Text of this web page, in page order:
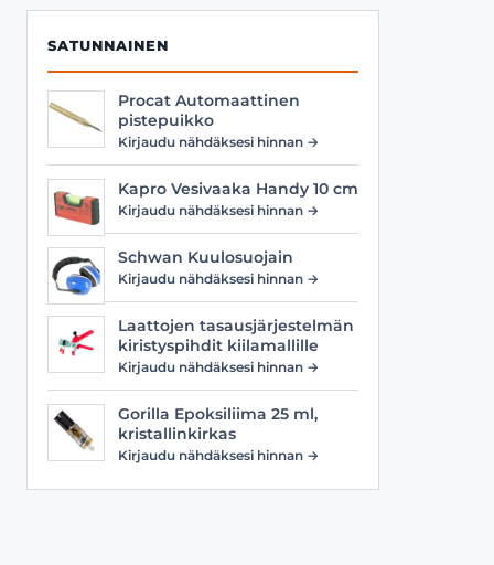
SATUNNAINEN
Procat Automaattinen
pistepuikko
Kirjaudu nähdäksesi hinnan →
Kapro Vesivaaka Handy 10 cm
Kirjaudu nähdäksesi hinnan →
Schwan Kuulosuojain
Kirjaudu nähdäksesi hinnan →
Laattojen tasausjärjestelmän
kiristyspihdit kiilamallille
Kirjaudu nähdäksesi hinnan →
Gorilla Epoksiliima 25 ml,
kristallinkirkas
Kirjaudu nähdäksesi hinnan →